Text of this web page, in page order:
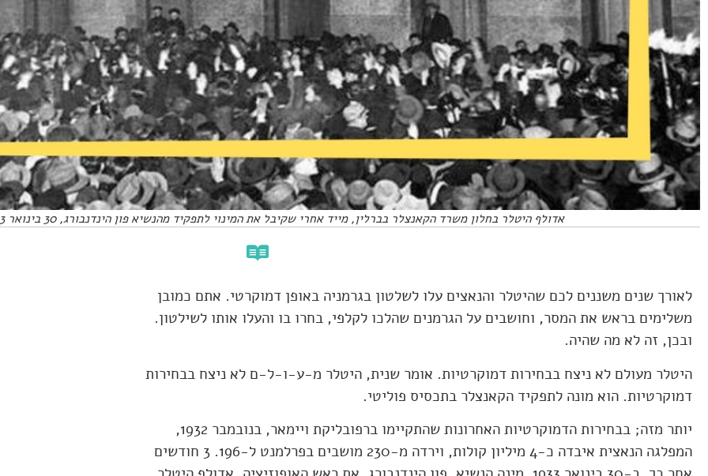
אדולף היטלר בחלון משרד הקאנצלר בברלין, מייד אחרי שקיבל את המינוי לתפקיד מהנשיא פון הינדנבורג, 30 בינואר 1933.
לאורך שנים משננים לכם שהיטלר והנאצים עלו לשלטון בגרמניה באופן דמוקרטי. אתם כמובן
משלימים בראש את המסר, וחושבים על הגרמנים שהלכו לקלפי, בחרו בו והעלו אותו לשילטון.
ובכן, זה לא מה שהיה.
היטלר מעולם לא ניצח בבחירות דמוקרטיות. אומר שנית, היטלר מ-ע-ו-ל-ם לא ניצח בבחירות
דמוקרטיות. הוא מונה לתפקיד הקאנצלר בתכסיס פוליטי.
יותר מזה; בבחירות הדמוקרטיות האחרונות שהתקיימו ברפובליקת ויימאר, בנובמבר 1932,
המפלגה הנאצית איבדה כ-4 מיליון קולות, וירדה מ-230 מושבים בפרלמנט ל-196. 3 חודשים